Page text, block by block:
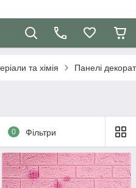
та хімія Панелі
0 Фільтри